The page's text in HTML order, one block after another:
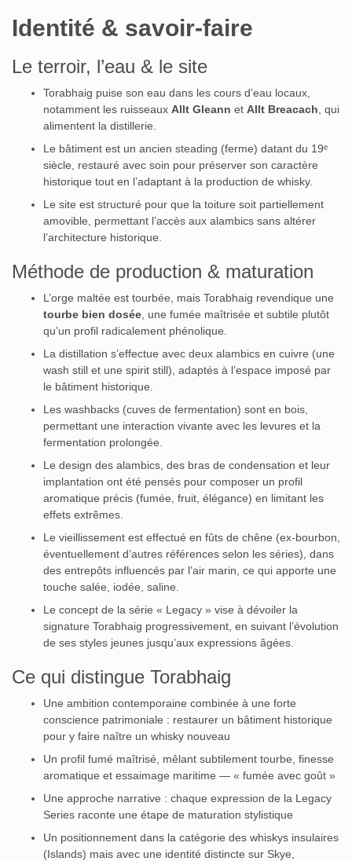
Identité & savoir‑faire
Le terroir, l’eau & le site
Torabhaig puise son eau dans les cours d’eau locaux,
notamment les ruisseaux Allt Gleann et Allt Breacach , qui
alimentent la distillerie.
Le bâtiment est un ancien steading (ferme) datant du 19ᵉ
siècle, restauré avec soin pour préserver son caractère
historique tout en l’adaptant à la production de whisky.
Le site est structuré pour que la toiture soit partiellement
amovible, permettant l’accès aux alambics sans altérer
l’architecture historique.
Méthode de production & maturation
L’orge maltée est tourbée, mais Torabhaig revendique une
tourbe bien dosée , une fumée maîtrisée et subtile plutôt
qu’un profil radicalement phénolique.
La distillation s’effectue avec deux alambics en cuivre (une
wash still et une spirit still), adaptés à l’espace imposé par
le bâtiment historique.
Les washbacks (cuves de fermentation) sont en bois,
permettant une interaction vivante avec les levures et la
fermentation prolongée.
Le design des alambics, des bras de condensation et leur
implantation ont été pensés pour composer un profil
aromatique précis (fumée, fruit, élégance) en limitant les
effets extrêmes.
Le vieillissement est effectué en fûts de chêne (ex‑bourbon,
éventuellement d’autres références selon les séries), dans
des entrepôts influencés par l’air marin, ce qui apporte une
touche salée, iodée, saline.
Le concept de la série « Legacy » vise à dévoiler la
signature Torabhaig progressivement, en suivant l’évolution
de ses styles jeunes jusqu’aux expressions âgées.
Ce qui distingue Torabhaig
Une ambition contemporaine combinée à une forte
conscience patrimoniale : restaurer un bâtiment historique
pour y faire naître un whisky nouveau
Un profil fumé maîtrisé, mêlant subtilement tourbe, finesse
aromatique et essaimage maritime — « fumée avec goût »
Une approche narrative : chaque expression de la Legacy
Series raconte une étape de maturation stylistique
Un positionnement dans la catégorie des whiskys insulaires
(Islands) mais avec une identité distincte sur Skye,